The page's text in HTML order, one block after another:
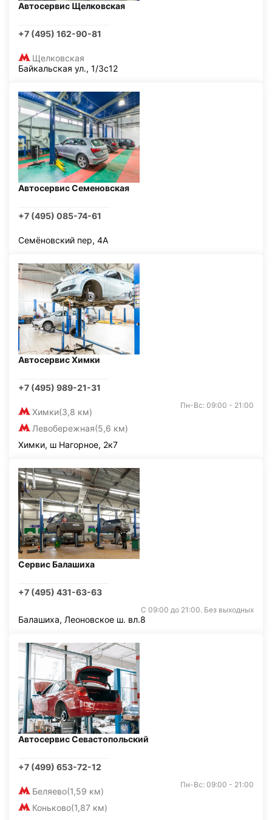
Автосервис Щелковская
+7 (495) 162-90-81
Щелковская
Байкальская ул., 1/3с12
Автосервис Семеновская
+7 (495) 085-74-61
Семёновский пер, 4А
Автосервис Химки
+7 (495) 989-21-31
Химки(3,8 км)
Левобережная(5,6 км)
Пн-Вс: 09:00 - 21:00
Химки, ш Нагорное, 2к7
Сервис Балашиха
+7 (495) 431-63-63
С 09:00 до 21:00. Без выходных
Балашиха, Леоновское ш. вл.8
Автосервис Севастопольский
+7 (499) 653-72-12
Беляево(1,59 км)
Коньково(1,87 км)
Пн-Вс: 09:00 - 21:00